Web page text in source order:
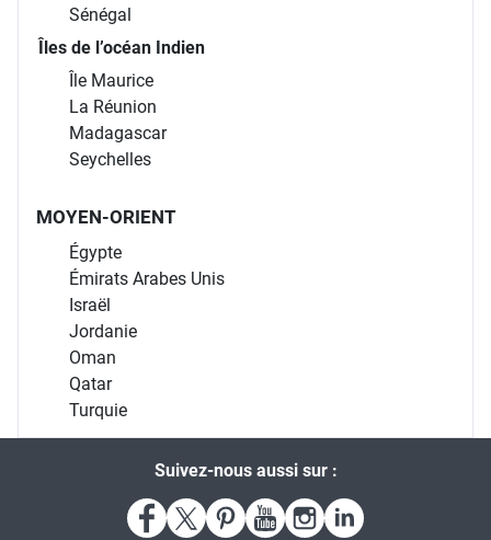
Sénégal
Îles de l’océan Indien
Île Maurice
La Réunion
Madagascar
Seychelles
MOYEN-ORIENT
Égypte
Émirats Arabes Unis
Israël
Jordanie
Oman
Qatar
Turquie
Suivez-nous aussi sur :